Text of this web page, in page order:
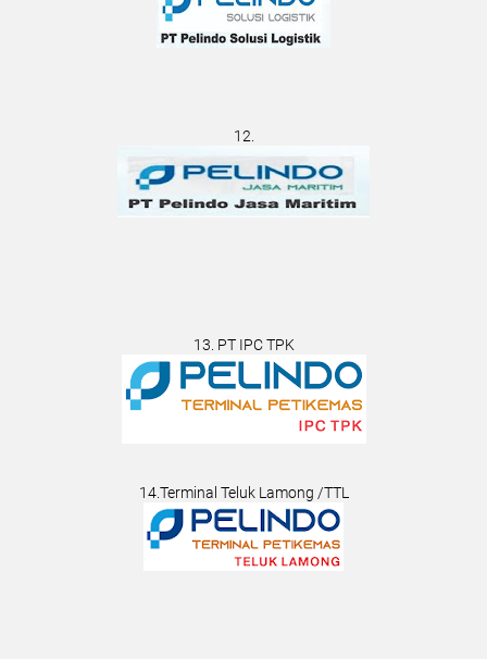
12.
13. PT IPC TPK
14.Terminal Teluk Lamong /TTL